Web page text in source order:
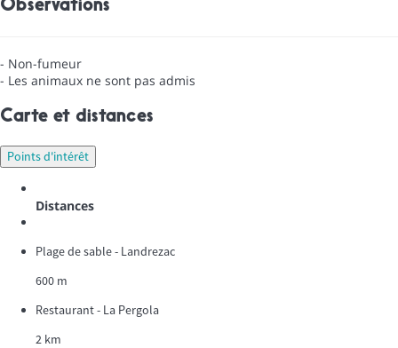
Observations
- Non-fumeur
- Les animaux ne sont pas admis
Carte et distances
Points d'intérêt
Distances
Plage de sable - Landrezac
600 m
Restaurant - La Pergola
2 km